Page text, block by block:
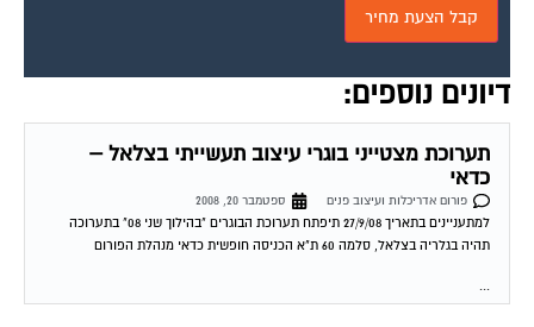
דיונים נוספים:
תערוכת מצטייני בוגרי עיצוב תעשייתי בצלאל –
כדאי